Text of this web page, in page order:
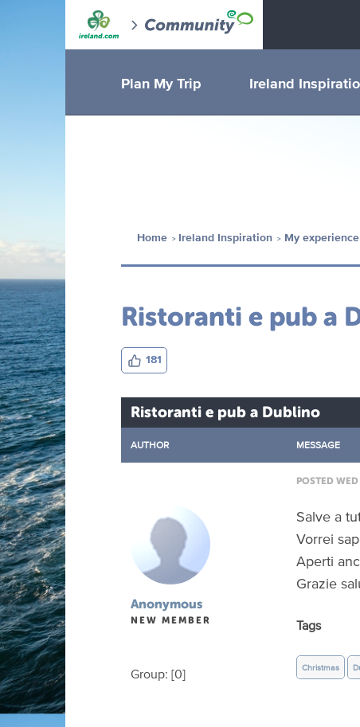
Plan My Trip Ireland
Home Ireland Inspiration My
Ristoranti e pub a
181
Ristoranti e pub a Dublino
AUTHOR MESSAGE
POSTED
Anonymous
NEW MEMBER
Group: [0]
Salve a
Vorrei
Aperti
Grazie
Tags
Christmas